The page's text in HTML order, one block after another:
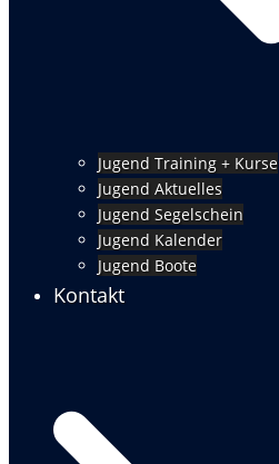
Jugend Training + Kurse
Jugend Aktuelles
Jugend Segelschein
Jugend Kalender
Jugend Boote
Kontakt